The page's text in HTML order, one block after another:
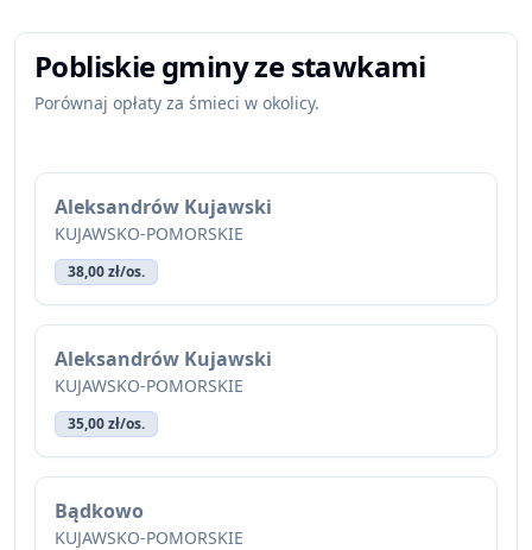
Pobliskie gminy ze stawkami
Porównaj opłaty za śmieci w okolicy.
Aleksandrów Kujawski
KUJAWSKO-POMORSKIE
38,00 zł/os.
Aleksandrów Kujawski
KUJAWSKO-POMORSKIE
35,00 zł/os.
Bądkowo
KUJAWSKO-POMORSKIE